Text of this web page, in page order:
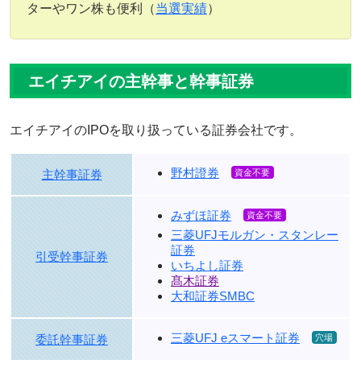
ターやワン株も便利（当選実績）
エイチアイの主幹事と幹事証券
エイチアイのIPOを取り扱っている証券会社です。
主幹事証券 野村證券
引受幹事証券
みずほ証券
三菱UFJモルガン・スタンレー
証券
いちよし証券
髙木証券
大和証券SMBC
委託幹事証券 三菱UFJ eスマート証券